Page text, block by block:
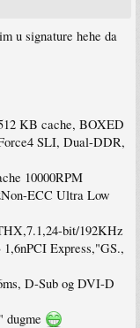
u signature hehe da
KB cache, BOXED
SLI, Dual-DDR,
10000RPM
ECC Ultra Low
bit/192KHz
Express,"GS.,
D-Sub og DVI-D
dugme